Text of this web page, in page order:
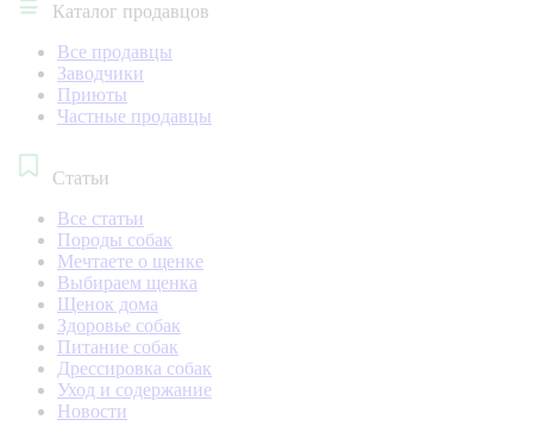
Каталог продавцов
Все продавцы
Заводчики
Приюты
Частные продавцы
Статьи
Все статьи
Породы собак
Мечтаете о щенке
Выбираем щенка
Щенок дома
Здоровье собак
Питание собак
Дрессировка собак
Уход и содержание
Новости